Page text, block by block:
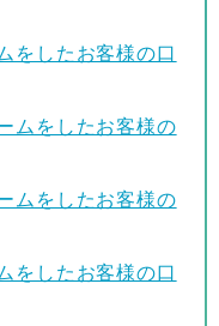
をしたお客様の口
ムをしたお客様の
ムをしたお客様の
をしたお客様の口